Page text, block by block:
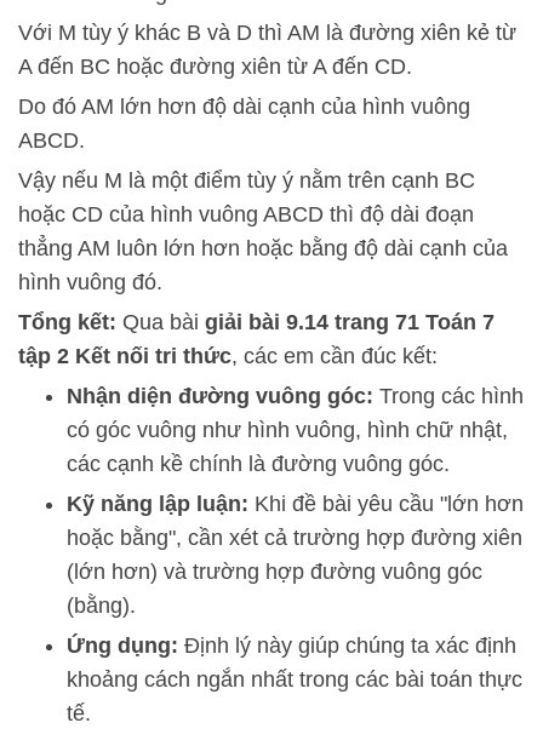
Với M tùy ý khác B và D thì AM là đường xiên kẻ từ
A đến BC hoặc đường xiên từ A đến CD.
Do đó AM lớn hơn độ dài cạnh của hình vuông
ABCD.
Vậy nếu M là một điểm tùy ý nằm trên cạnh BC
hoặc CD của hình vuông ABCD thì độ dài đoạn
thẳng AM luôn lớn hơn hoặc bằng độ dài cạnh của
hình vuông đó.
Tổng kết: Qua bài giải bài 9.14 trang 71 Toán 7
tập 2 Kết nối tri thức, các em cần đúc kết:
Nhận diện đường vuông góc: Trong các hình
có góc vuông như hình vuông, hình chữ nhật,
các cạnh kề chính là đường vuông góc.
Kỹ năng lập luận: Khi đề bài yêu cầu "lớn hơn
hoặc bằng", cần xét cả trường hợp đường xiên
(lớn hơn) và trường hợp đường vuông góc
(bằng).
Ứng dụng: Định lý này giúp chúng ta xác định
khoảng cách ngắn nhất trong các bài toán thực
tế.